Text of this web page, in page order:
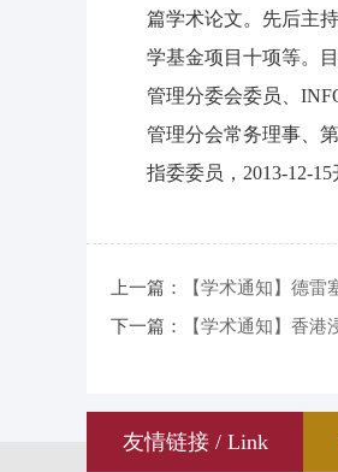
篇学术论文。先后主
学基金项目十项等。
管理分委会委员、
管理分会常务理事、
指委委员，2013-12-
上一篇：
【学术通知】德雷
下一篇：
【学术通知】香
友情链接 / Link